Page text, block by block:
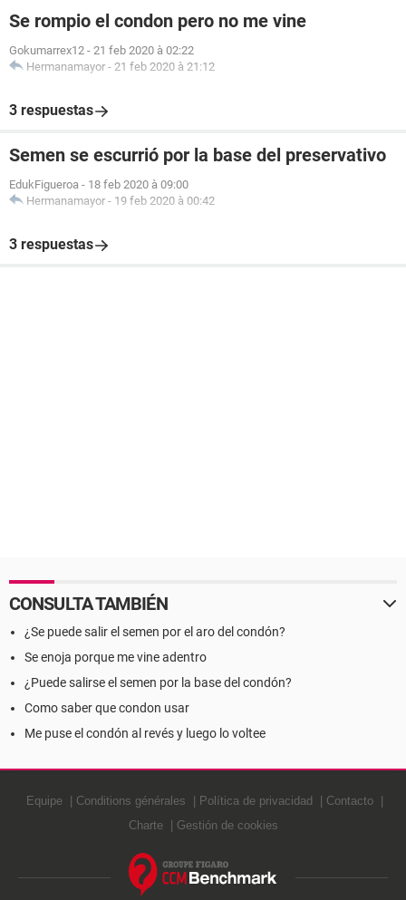
Se rompio el condon pero no me vine
Gokumarrex12 - 21 feb 2020 à 02:22
Hermanamayor - 21 feb 2020 à 21:12
3 respuestas
Semen se escurrió por la base del preservativo
EdukFigueroa - 18 feb 2020 à 09:00
Hermanamayor - 19 feb 2020 à 00:42
3 respuestas
CONSULTA TAMBIÉN
¿Se puede salir el semen por el aro del condón?
Se enoja porque me vine adentro
¿Puede salirse el semen por la base del condón?
Como saber que condon usar
Me puse el condón al revés y luego lo voltee
Equipe Conditions générales Política de privacidad
Contacto
Charte
Gestión de cookies